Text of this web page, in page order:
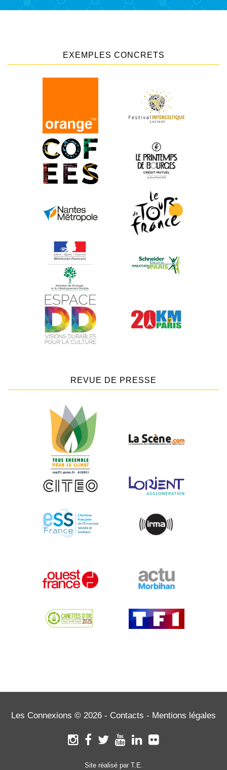
EXEMPLES CONCRETS
REVUE DE PRESSE
Les Connexions © 2026 - Contacts - Mentions légales
Site réalisé par T.E.